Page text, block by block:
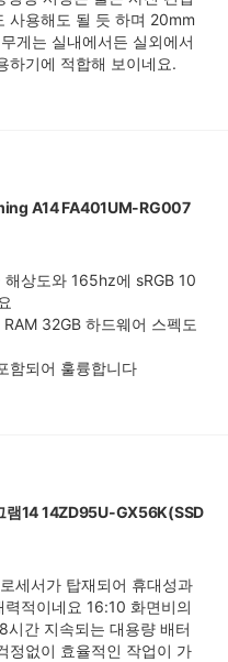
사용해도 될 듯 하며 20mm
게는 실내에서든 실외에서
하기에 적합해 보이네요.
A14 FA401UM-RG007
해상도와 165hz에 sRGB 10
32GB 하드웨어 스펙도
함되어 훌륭합니다
램14 14ZD95U-GX56K(SSD
세서가 탑재되어 휴대성과
적이네요 16:10 화면비의
시간 지속되는 대용량 배터
정없이 효율적인 작업이 가